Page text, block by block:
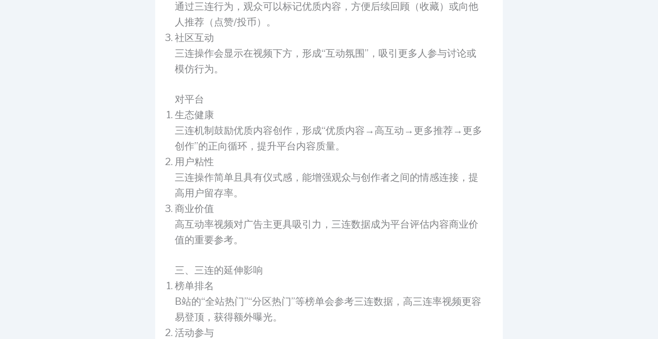
通过三连行为，观众可以标记优质内容，方便后续回顾（收藏）或向他
人推荐（点赞/投币）。
社区互动
三连操作会显示在视频下方，形成“互动氛围”，吸引更多人参与讨论或
模仿行为。
对平台
生态健康
三连机制鼓励优质内容创作，形成“优质内容→高互动→更多推荐→更多
创作”的正向循环，提升平台内容质量。
用户粘性
三连操作简单且具有仪式感，能增强观众与创作者之间的情感连接，提
高用户留存率。
商业价值
高互动率视频对广告主更具吸引力，三连数据成为平台评估内容商业价
值的重要参考。
三、三连的延伸影响
榜单排名
B站的“全站热门”“分区热门”等榜单会参考三连数据，高三连率视频更容
易登顶，获得额外曝光。
活动参与